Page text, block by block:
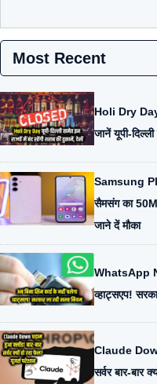
Most Recent
Holi Dry Day
जानें यूपी-
Samsung
सैमसंग का
जाने दें मौका
WhatsApp
व्हाट्सएप!
Claude
सर्वर बार-बार